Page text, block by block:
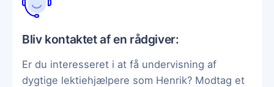
Bliv kontaktet af en rådgiver:
Er du interesseret i at få undervisning af
dygtige lektiehjælpere som Henrik? Modtag et